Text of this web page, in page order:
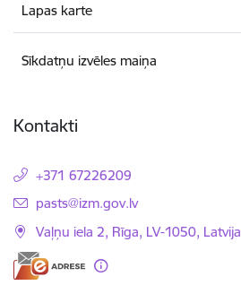
Lapas karte
Sīkdatņu izvēles maiņa
Kontakti
+371 67226209
E-pasts:
pasts@izm.gov.lv
Vaļņu iela 2, Rīga, LV-1050, Latvija